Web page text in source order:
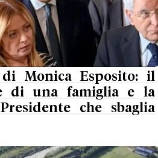
Monica Esposito: il
di una famiglia e la
che sbaglia